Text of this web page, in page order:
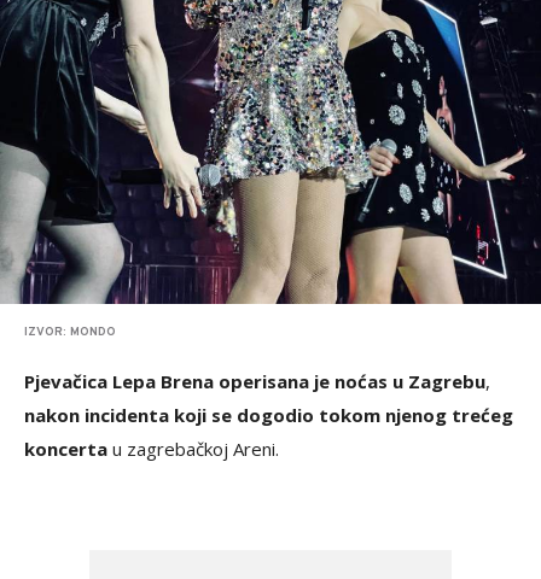
IZVOR: MONDO
Pjevačica Lepa Brena operisana je noćas u Zagrebu,
nakon incidenta koji se dogodio tokom njenog trećeg
koncerta u zagrebačkoj Areni.